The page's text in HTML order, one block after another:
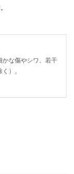
かな傷やシワ、若干
）。